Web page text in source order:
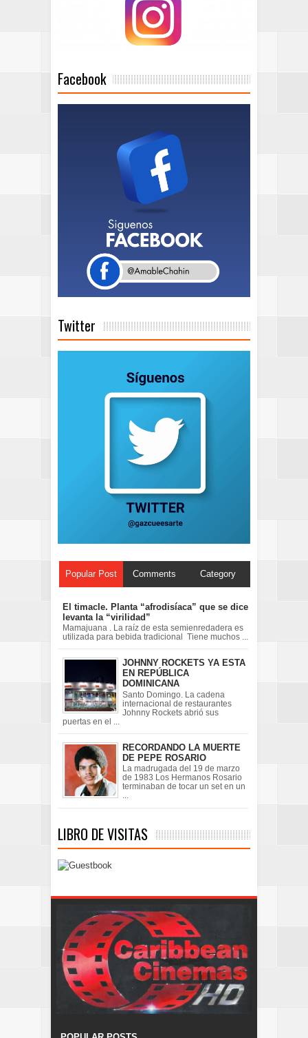
Facebook
Twitter
Popular Post Comments Category
El timacle. Planta “afrodisíaca” que se dice
levanta la “virilidad”
Mamajuana . La raíz de esta semienredadera es
utilizada para bebida tradicional Tiene muchos ...
JOHNNY ROCKETS YA ESTA
EN REPÚBLICA
DOMINICANA
Santo Domingo. La cadena
internacional de restaurantes
Johnny Rockets abrió sus
puertas en el ...
RECORDANDO LA MUERTE
DE PEPE ROSARIO
La madrugada del 19 de marzo
de 1983 Los Hermanos Rosario
terminaban de tocar un set en un
...
LIBRO DE VISITAS